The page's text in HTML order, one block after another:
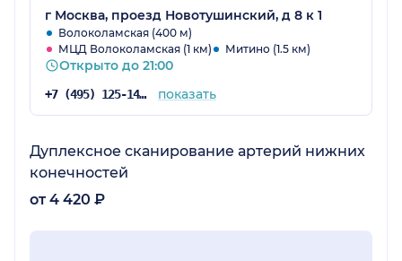
г Москва, проезд Новотушинский, д 8 к 1
Волоколамская (400 м)
МЦД Волоколамская (1 км)
Митино (1.5 км)
Открыто до 21:00
+7 (495) 125-14-89 показать
Дуплексное сканирование артерий нижних
конечностей
от 4 420 ₽